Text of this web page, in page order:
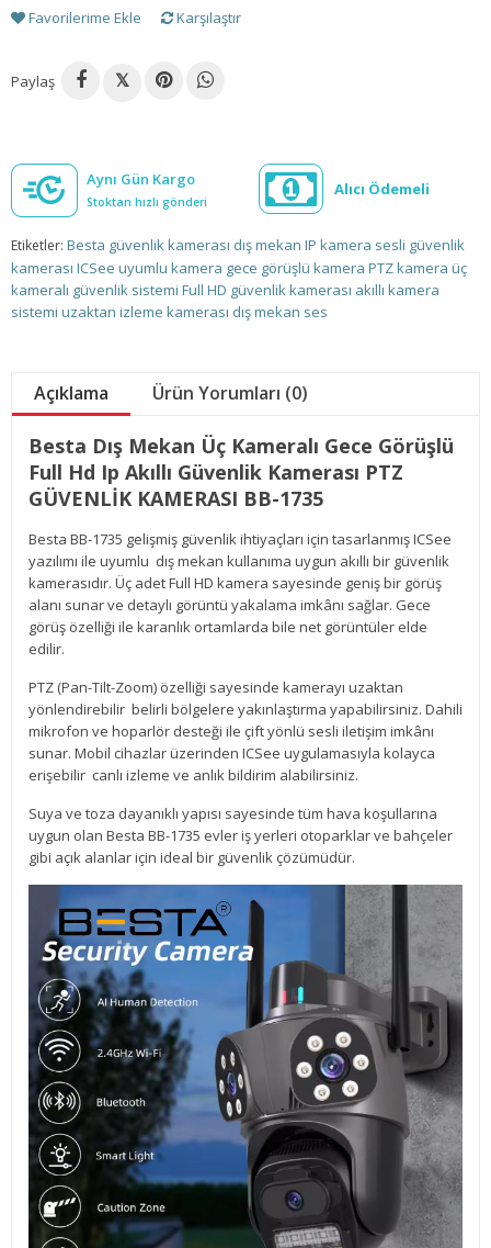
Favorilerime Ekle Karşılaştır
Paylaş 𝕏
Aynı Gün Kargo
Stoktan hızlı gönderi
Alıcı Ödemeli
Etiketler: Besta güvenlik kamerası dış mekan IP kamera sesli güvenlik
kamerası ICSee uyumlu kamera gece görüşlü kamera PTZ kamera üç
kameralı güvenlik sistemi Full HD güvenlik kamerası akıllı kamera
sistemi uzaktan izleme kamerası dış mekan ses
Açıklama Ürün Yorumları (0)
Besta Dış Mekan Üç Kameralı Gece Görüşlü
Full Hd Ip Akıllı Güvenlik Kamerası PTZ
GÜVENLİK KAMERASI BB-1735
Besta BB-1735 gelişmiş güvenlik ihtiyaçları için tasarlanmış ICSee
yazılımı ile uyumlu dış mekan kullanıma uygun akıllı bir güvenlik
kamerasıdır. Üç adet Full HD kamera sayesinde geniş bir görüş
alanı sunar ve detaylı görüntü yakalama imkânı sağlar. Gece
görüş özelliği ile karanlık ortamlarda bile net görüntüler elde
edilir.
PTZ (Pan-Tilt-Zoom) özelliği sayesinde kamerayı uzaktan
yönlendirebilir belirli bölgelere yakınlaştırma yapabilirsiniz. Dahili
mikrofon ve hoparlör desteği ile çift yönlü sesli iletişim imkânı
sunar. Mobil cihazlar üzerinden ICSee uygulamasıyla kolayca
erişebilir canlı izleme ve anlık bildirim alabilirsiniz.
Suya ve toza dayanıklı yapısı sayesinde tüm hava koşullarına
uygun olan Besta BB-1735 evler iş yerleri otoparklar ve bahçeler
gibi açık alanlar için ideal bir güvenlik çözümüdür.